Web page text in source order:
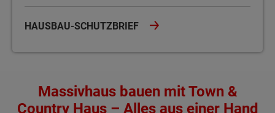
HAUSBAU-SCHUTZBRIEF
Massivhaus bauen mit Town &
Country Haus – Alles aus einer Hand